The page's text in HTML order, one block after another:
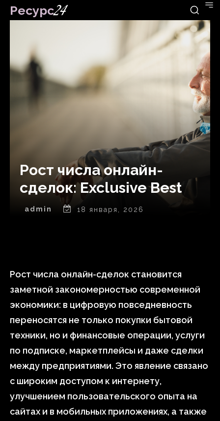
Ресурс24
Рост числа онлайн-
сделок: Exclusive Best
admin 18 января, 2026
Рост числа онлайн-сделок становится
заметной закономерностью современной
экономики: в цифровую повседневность
переносятся не только покупки бытовой
техники, но и финансовые операции, услуги
по подписке, маркетплейсы и даже сделки
между предприятиями. Это явление связано
с широким доступом к интернету,
улучшением пользовательского опыта на
сайтах и в мобильных приложениях, а также